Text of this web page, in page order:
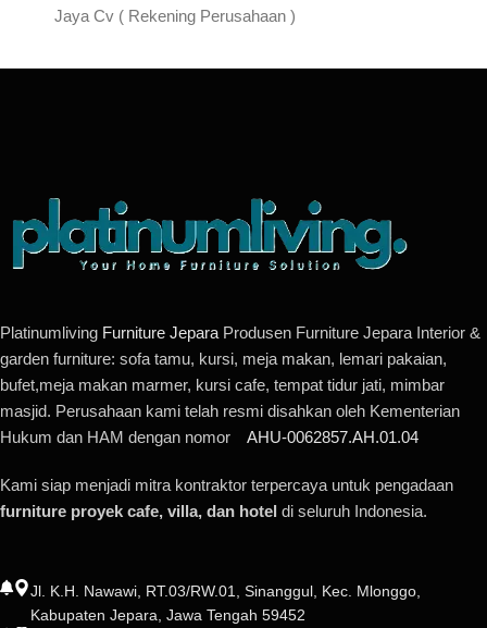
Jaya Cv ( Rekening Perusahaan )
Platinumliving Furniture Jepara Produsen Furniture Jepara Interior &
garden furniture: sofa tamu, kursi, meja makan, lemari pakaian,
bufet,meja makan marmer, kursi cafe, tempat tidur jati, mimbar
masjid. Perusahaan kami telah resmi disahkan oleh Kementerian
Hukum dan HAM dengan nomor AHU-0062857.AH.01.04
Kami siap menjadi mitra kontraktor terpercaya untuk pengadaan
furniture proyek cafe, villa, dan hotel di seluruh Indonesia.
Jl. K.H. Nawawi, RT.03/RW.01, Sinanggul, Kec. Mlonggo,
Kabupaten Jepara, Jawa Tengah 59452